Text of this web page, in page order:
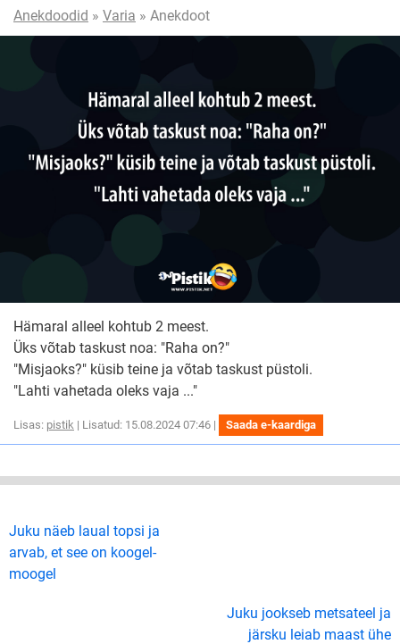
Anekdoodid » Varia » Anekdoot
Hämaral alleel kohtub 2 meest.
Üks võtab taskust noa: "Raha on?"
"Misjaoks?" küsib teine ja võtab taskust püstoli.
"Lahti vahetada oleks vaja ..."
Lisas: pistik | Lisatud: 15.08.2024 07:46 | Saada e-kaardiga
Juku näeb laual topsi ja
arvab, et see on koogel-
moogel
Juku jookseb metsateel ja
järsku leiab maast ühe